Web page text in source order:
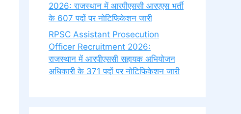
2026: राजस्थान में आरपीएससी आरएएस भर्ती
के 607 पदों पर नोटिफिकेशन जारी
RPSC Assistant Prosecution
Officer Recruitment 2026:
राजस्थान में आरपीएससी सहायक अभियोजन
अधिकारी के 371 पदों पर नोटिफिकेशन जारी